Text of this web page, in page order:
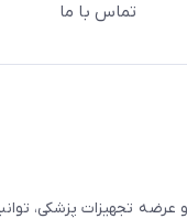
تماس با ما
عرضه تجهیزات پزشکی،